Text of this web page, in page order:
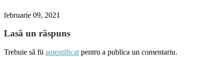
februarie 09, 2021
Lasă un răspuns
Trebuie să fii autentificat pentru a publica un comentariu.